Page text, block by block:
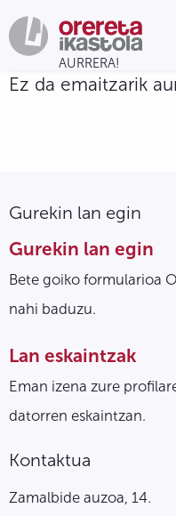
Ez da emaitzarik
Gurekin lan egin
Gurekin lan egin
Bete goiko formularioa
nahi baduzu.
Lan eskaintzak
Eman izena zure
datorren eskaintzan.
Kontaktua
Zamalbide auzoa, 14.